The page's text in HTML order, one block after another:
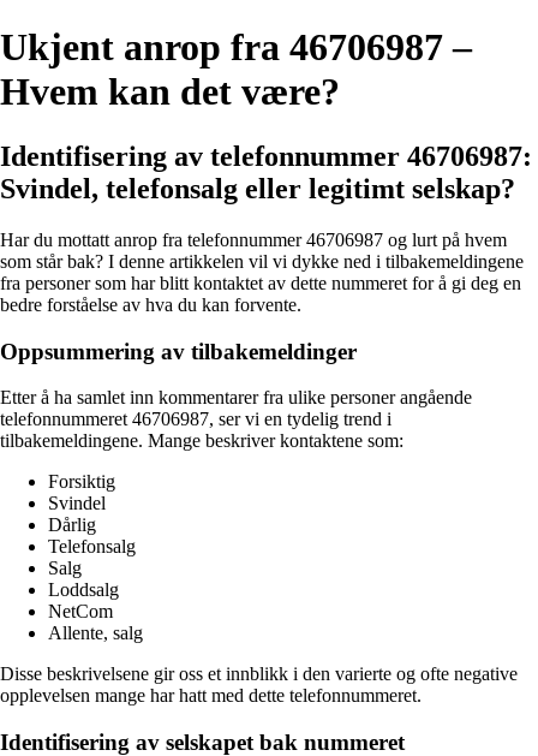
Ukjent anrop fra 46706987 –
Hvem kan det være?
Identifisering av telefonnummer 46706987:
Svindel, telefonsalg eller legitimt selskap?
Har du mottatt anrop fra telefonnummer 46706987 og lurt på hvem
som står bak? I denne artikkelen vil vi dykke ned i tilbakemeldingene
fra personer som har blitt kontaktet av dette nummeret for å gi deg en
bedre forståelse av hva du kan forvente.
Oppsummering av tilbakemeldinger
Etter å ha samlet inn kommentarer fra ulike personer angående
telefonnummeret 46706987, ser vi en tydelig trend i
tilbakemeldingene. Mange beskriver kontaktene som:
Forsiktig
Svindel
Dårlig
Telefonsalg
Salg
Loddsalg
NetCom
Allente, salg
Disse beskrivelsene gir oss et innblikk i den varierte og ofte negative
opplevelsen mange har hatt med dette telefonnummeret.
Identifisering av selskapet bak nummeret